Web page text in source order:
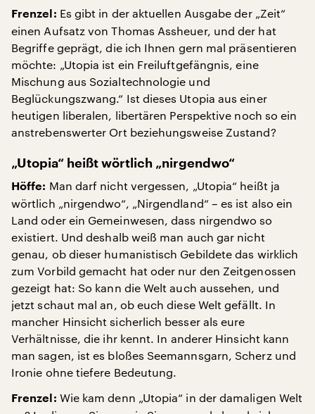
Frenzel: Es gibt in der aktuellen Ausgabe der „Zeit“
einen Aufsatz von Thomas Assheuer, und der hat
Begriffe geprägt, die ich Ihnen gern mal präsentieren
möchte: „Utopia ist ein Freiluftgefängnis, eine
Mischung aus Sozialtechnologie und
Beglückungszwang.“ Ist dieses Utopia aus einer
heutigen liberalen, libertären Perspektive noch so ein
anstrebenswerter Ort beziehungsweise Zustand?
„Utopia“ heißt wörtlich „nirgendwo“
Höffe: Man darf nicht vergessen, „Utopia“ heißt ja
wörtlich „nirgendwo“, „Nirgendland“ – es ist also ein
Land oder ein Gemeinwesen, dass nirgendwo so
existiert. Und deshalb weiß man auch gar nicht
genau, ob dieser humanistisch Gebildete das wirklich
zum Vorbild gemacht hat oder nur den Zeitgenossen
gezeigt hat: So kann die Welt auch aussehen, und
jetzt schaut mal an, ob euch diese Welt gefällt. In
mancher Hinsicht sicherlich besser als eure
Verhältnisse, die ihr kennt. In anderer Hinsicht kann
man sagen, ist es bloßes Seemannsgarn, Scherz und
Ironie ohne tiefere Bedeutung.
Frenzel: Wie kam denn „Utopia“ in der damaligen Welt